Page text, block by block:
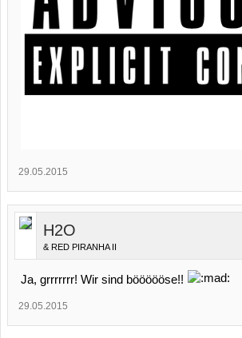
29.05.2015
H2O
& RED PIRANHA II
Ja, grrrrrrr! Wir sind böööööse!!
29.05.2015